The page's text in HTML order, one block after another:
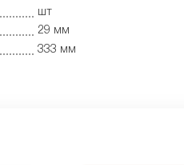
шт
29 мм
333 мм